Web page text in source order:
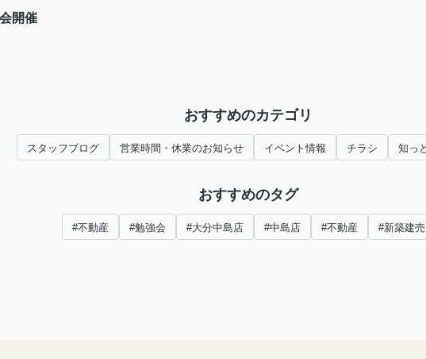
開催
おすすめのカテゴリ
スタッフブログ 営業時間・休業のお知らせ イベント情報 チラシ 知っ
おすすめのタグ
#不動産 #勉強会 #大分中島店 #中島店 #不動産 #新築建売